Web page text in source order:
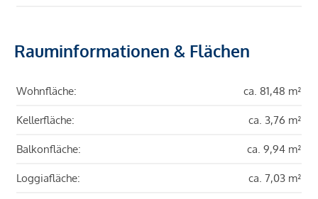
Rauminformationen & Flächen
Wohnfläche: ca. 81,48 m²
Kellerfläche: ca. 3,76 m²
Balkonfläche: ca. 9,94 m²
Loggiafläche: ca. 7,03 m²